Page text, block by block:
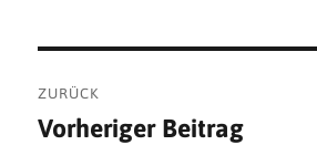
ZURÜCK
Vorheriger
Vorheriger Beitrag